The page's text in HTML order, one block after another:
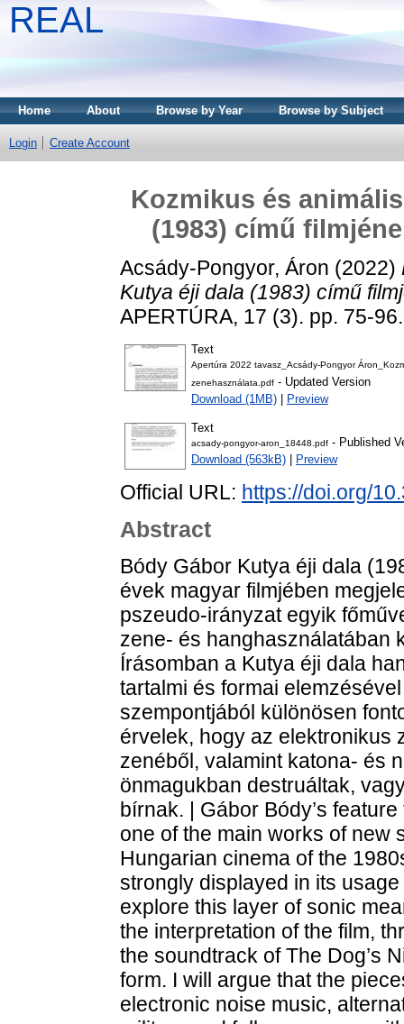
REAL
Home About Browse by Year Browse by Subject
Login Create Account
Kozmikus és
(1983) című
Acsády-Pongyor, Áron (2022)
Kutya éji dala (1983) című
APERTÚRA, 17 (3). pp. 75-
Text
Apertúra 2022 tavasz_Acsády-Pongyor
zenehasználata.pdf - Updated Version
Download (1MB)
Preview
Text
acsady-pongyor-aron_18448.pdf - Published
Download (563kB)
Preview
Official URL: https://doi.org/
Abstract
Bódy Gábor Kutya éji dala
évek magyar filmjében
pszeudo-irányzat egyik
zene- és hanghasználatában
Írásomban a Kutya éji dala
tartalmi és formai
szempontjából különösen
érvelek, hogy az elektronikus
zenéből, valamint katona- és
önmagukban destruáltak,
bírnak. | Gábor Bódy’s
one of the main works of new
Hungarian cinema of the
strongly displayed in its
explore this layer of sonic
the interpretation of the film,
the soundtrack of The Dog’s
form. I will argue that the
electronic noise music,